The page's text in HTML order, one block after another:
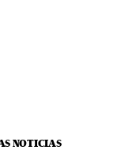
NOTICIAS